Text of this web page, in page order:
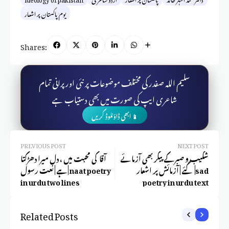
یوم پاکستان پر اشعار
Shares:
سلیم اللہ صفدر کی مختلف موضوعات پر نئی اور پرانی تمام
شاعری ایپ کی صورت میں بھی دستیاب ہے
📱 ابھی ڈاؤنلوڈ کریں
PREVIOUS POST
آقا کی محبت میں ، دل میرا دھڑکتا
ہے | نعت رسول | naat poetry
in urdu two lines
NEXT POST
شکیب و صبر کے پیکر بھی آزمائے
گئے | آزمائش پر اشعار |sad
poetry in urdu text
Related Posts